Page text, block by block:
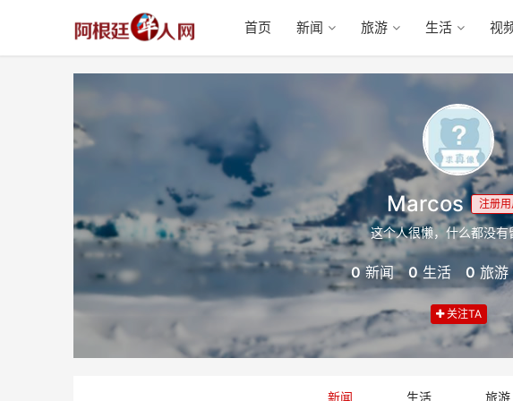
首页 新闻 旅游 生活 视
Marcos 注册用
这个人很懒，什么都没有
0 新闻 0 生活 0 旅游
关注TA
新闻 生活 旅游